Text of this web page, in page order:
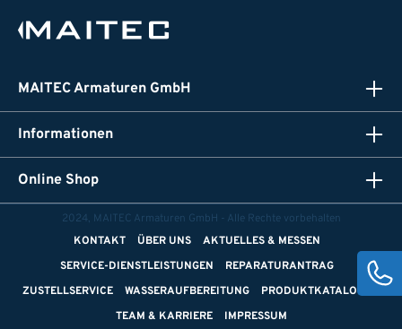
MAITEC Armaturen GmbH
Informationen
Online Shop
2024, MAITEC Armaturen GmbH - Alle Rechte vorbehalten
KONTAKT
ÜBER UNS
AKTUELLES & MESSEN
SERVICE-DIENSTLEISTUNGEN
REPARATURANTRAG
ZUSTELLSERVICE
WASSERAUFBEREITUNG
PRODUKTKATALOGE
TEAM & KARRIERE
IMPRESSUM